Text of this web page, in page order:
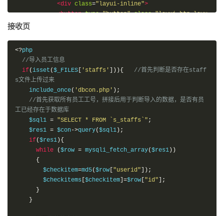
<div class="layui-inline">
<button type="button" class="layui-btn layu
i-btn-normal"
</div>
<div class = "layui-inline"
<div
class = "layui-inline" >
<button
"adduser" 添加新员工
</button>
</div>
</div>
</form>
<script>
            layui
.use('upload', function (){
接收页
<?php
//导入员工信息
if(isset ($_FILES 'staffs' ])){
//首先判断是否存在staff
s文件上传过来
    include_once
( 'dbcon.php' );
//首先获取所有员工工号，拼接后用于判断导入的数据，是否有员
工已经存在于数据库
    $sql1
= "SELECT * FROM `s_staffs`" ;
    $res1
= $con->query($sql1 );
if($res1 ){
while
($row = mysqli_fetch_array($res1 ))
{
        $checkitem
=md5($row "userid" ]);
        $checkitems
$checkitem ]=$row "id" ];
}
}